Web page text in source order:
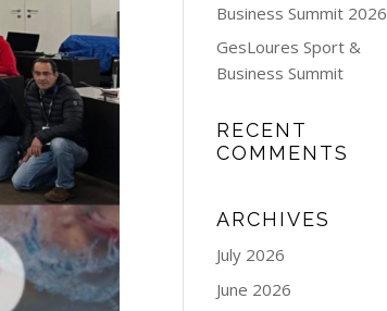
Business Summit 2026
GesLoures Sport &
Business Summit
RECENT
COMMENTS
ARCHIVES
July 2026
June 2026